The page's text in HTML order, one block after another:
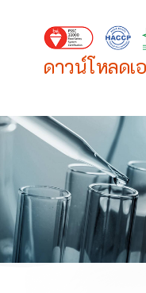
ดาวน์โหลดเ